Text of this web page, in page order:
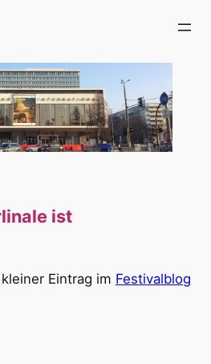
ist
Eintrag im Festivalblog